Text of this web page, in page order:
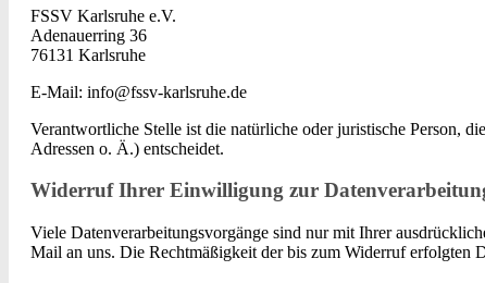
FSSV Karlsruhe e.V.
Adenauerring 36
76131 Karlsruhe
E-Mail: info@fssv-karlsruhe.de
Verantwortliche Stelle ist die natürliche oder juristische Person,
Adressen o. Ä.) entscheidet.
Widerruf Ihrer Einwilligung zur
Viele Datenverarbeitungsvorgänge sind nur mit Ihrer
Mail an uns. Die Rechtmäßigkeit der bis zum Widerruf erfolgten